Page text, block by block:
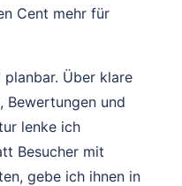
Cent mehr für
Über klare
Bewertungen und
lenke ich
Besucher mit
gebe ich ihnen in